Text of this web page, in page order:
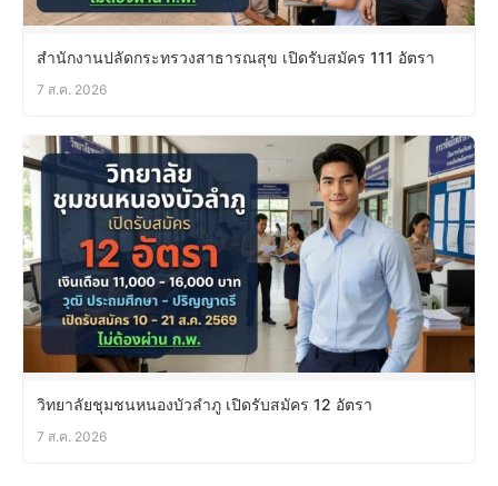
สำนักงานปลัดกระทรวงสาธารณสุข เปิดรับสมัคร 111 อัตรา
7 ส.ค. 2026
วิทยาลัยชุมชนหนองบัวลำภู เปิดรับสมัคร 12 อัตรา
7 ส.ค. 2026